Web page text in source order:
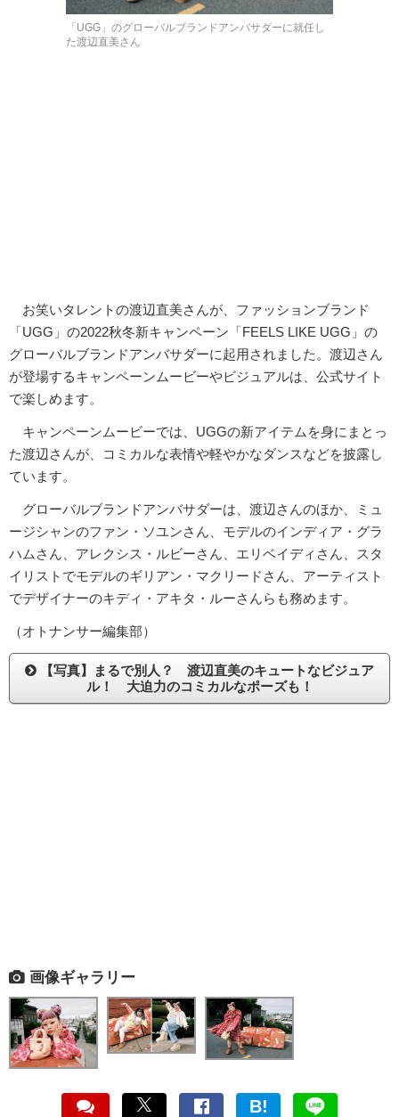
「UGG」のグローバルブランドアンバサダーに就任し
た渡辺直美さん
お笑いタレントの渡辺直美さんが、ファッションブランド
「UGG」の2022秋冬新キャンペーン「FEELS LIKE UGG」の
グローバルブランドアンバサダーに起用されました。渡辺さん
が登場するキャンペーンムービーやビジュアルは、公式サイト
で楽しめます。
キャンペーンムービーでは、UGGの新アイテムを身にまとっ
た渡辺さんが、コミカルな表情や軽やかなダンスなどを披露し
ています。
グローバルブランドアンバサダーは、渡辺さんのほか、ミュ
ージシャンのファン・ソユンさん、モデルのインディア・グラ
ハムさん、アレクシス・ルビーさん、エリベイディさん、スタ
イリストでモデルのギリアン・マクリードさん、アーティスト
でデザイナーのキディ・アキタ・ルーさんらも務めます。
（オトナンサー編集部）
【写真】まるで別人？ 渡辺直美のキュートなビジュア
ル！ 大迫力のコミカルなポーズも！
画像ギャラリー
B!